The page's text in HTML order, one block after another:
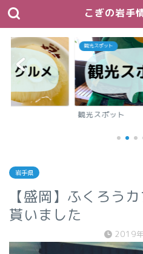
こぎの岩手
イベント
イベント
岩手県
【盛岡】ふくろう
貰いました
2019